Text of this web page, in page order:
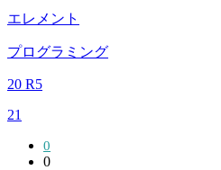
エレメント
プログラミング
20 R5
21
0
0